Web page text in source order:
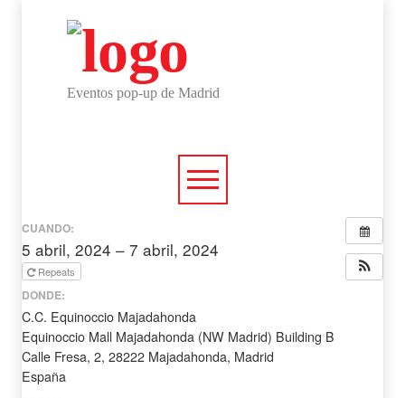
Eventos pop-up de Madrid
CUANDO:
5 abril, 2024 – 7 abril, 2024
Repeats
DONDE:
C.C. Equinoccio Majadahonda
Equinoccio Mall Majadahonda (NW Madrid) Building B
Calle Fresa, 2, 28222 Majadahonda, Madrid
España